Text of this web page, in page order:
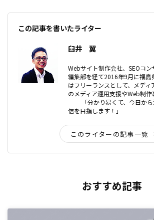
この記事を書いたライター
臼井 翼
Webサイト制作会社、SEOコ
編集部を経て2016年9月に福島
はフリーランスとして、メディ
のメディア運用支援やWeb制作
「分かり易くて、今日から
信を目指します！」
このライターの記事一覧
おすすめ記事